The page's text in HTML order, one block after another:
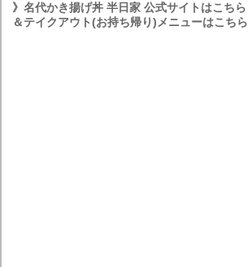
》名代かき揚げ丼 半日家 公式サイトはこちら
＆テイクアウト(お持ち帰り)メニューはこちら